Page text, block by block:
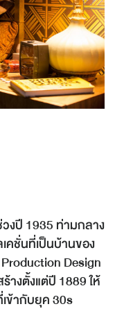
งปี 1935 ท่ามกลาง
คชั่นที่เป็นบ้านของ
Design
งตั้งแต่ปี 1889 ให้
ข้ากับยุค 30s